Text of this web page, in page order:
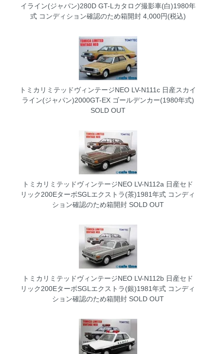
イライン(ジャパン)280D GT-Lカタログ撮影車(白)1980年
式 コンディション確認のため箱開封4,000円(税込)
トミカリミテッドヴィンテージNEO LV-N111c 日産スカイ
ライン(ジャパン)2000GT-EX ゴールデンカー(1980年式)
SOLD OUT
トミカリミテッドヴィンテージNEO LV-N112a 日産セド
リック200EターボSGLエクストラ(茶)1981年式 コンディ
ション確認のため箱開封SOLD OUT
トミカリミテッドヴィンテージNEO LV-N112b 日産セド
リック200EターボSGLエクストラ(銀)1981年式 コンディ
ション確認のため箱開封SOLD OUT